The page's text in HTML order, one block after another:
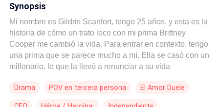
Synopsis
Mi nombre es Gildris Scanfort, tengo 25 años, y esta es la
historia de cómo un trato loco con mi prima Brittney
Cooper me cambió la vida. Para entrar en contexto, tengo
una prima que se parece mucho a mí. Ella se casó con un
millonario, lo que la llevó a renunciar a su vida
accidente, ella me buscó, después de años sin vernos,
Drama POV en tercera persona El Amor Duele